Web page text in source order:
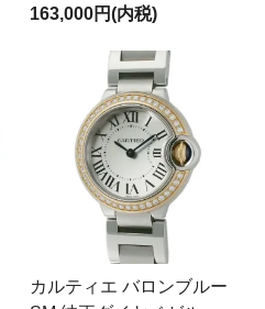
163,000円(内税)
カルティエ バロンブルー